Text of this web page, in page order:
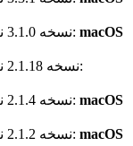
نسخه 3.1.0نیازمندی سیستم: macOS
نسخه 2.1.18نیازمندی سیستم:
نسخه 2.1.4نیازمندی سیستم: macOS
نسخه 2.1.2نیازمندی سیستم: macOS